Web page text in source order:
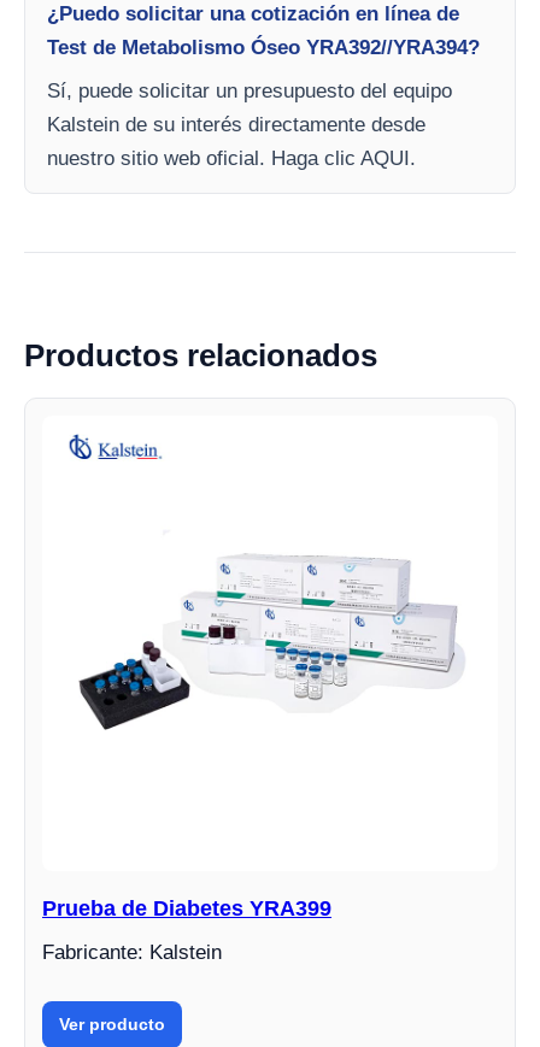
¿Puedo solicitar una cotización en línea de
Test de Metabolismo Óseo YRA392//YRA394?
Sí, puede solicitar un presupuesto del equipo
Kalstein de su interés directamente desde
nuestro sitio web oficial. Haga clic AQUI.
Productos relacionados
Prueba de Diabetes YRA399
Fabricante: Kalstein
Ver producto